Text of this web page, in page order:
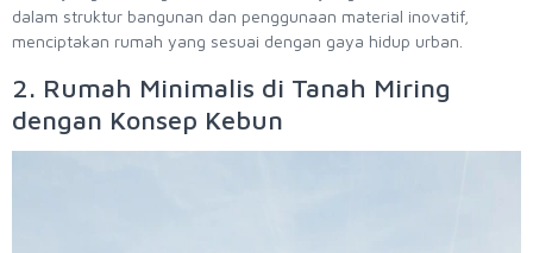
dalam struktur bangunan dan penggunaan material inovatif,
menciptakan rumah yang sesuai dengan gaya hidup urban.
2. Rumah Minimalis di Tanah Miring
dengan Konsep Kebun